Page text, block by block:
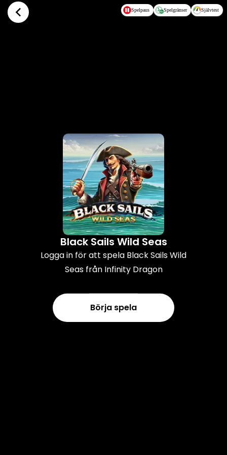
Hoppa till huvudinnehållet Spelpaus Spelgränser Självtest
Black Sails Wild Seas
Logga in för att spela Black Sails Wild
Seas från Infinity Dragon
Börja spela